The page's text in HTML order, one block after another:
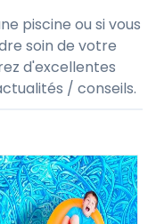
piscine ou si vous
soin de votre
d'excellentes
/ conseils.